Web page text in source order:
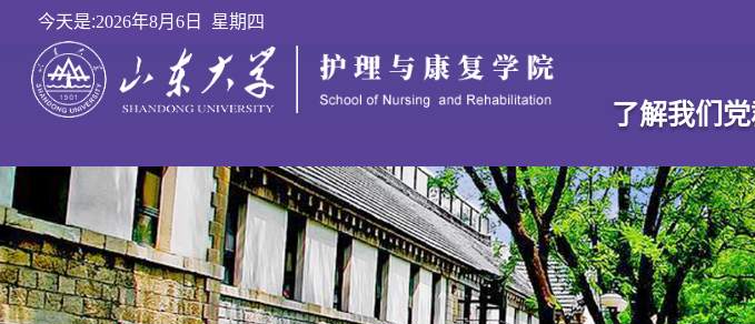
今天是:2026年8月6日 星期四
了解我们